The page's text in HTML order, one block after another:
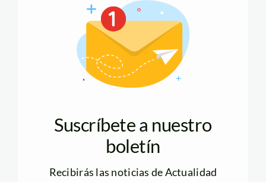
Suscríbete a nuestro
boletín
Recibirás las noticias de Actualidad